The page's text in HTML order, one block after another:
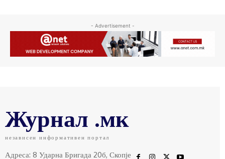
- Advertisement -
Журнал .мк
независен информативен портал
Адреса: 8 Ударна Бригада 20б, Скопје